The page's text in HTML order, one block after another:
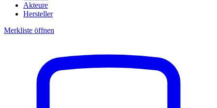
Akteure
Hersteller
Merkliste öffnen